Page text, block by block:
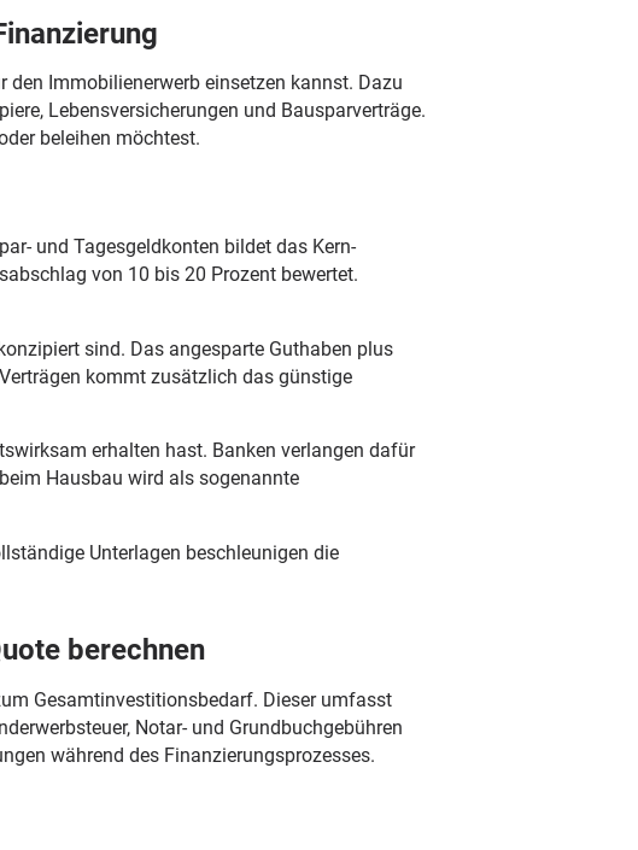
Immobilienerwerb einsetzen kannst. Dazu
Lebensversicherungen und Bausparverträge.
beleihen möchtest.
und Tagesgeldkonten bildet das Kern-
von 10 bis 20 Prozent bewertet.
sind. Das angesparte Guthaben plus
kommt zusätzlich das günstige
erhalten hast. Banken verlangen dafür
Hausbau wird als sogenannte
Unterlagen beschleunigen die
berechnen
Gesamtinvestitionsbedarf. Dieser umfasst
Notar- und Grundbuchgebühren
während des Finanzierungsprozesses.